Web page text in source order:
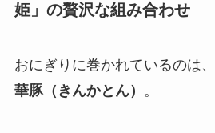
姫」の贅沢な組み合わせ
おにぎりに巻かれているのは、
華豚（きんかとん） 。